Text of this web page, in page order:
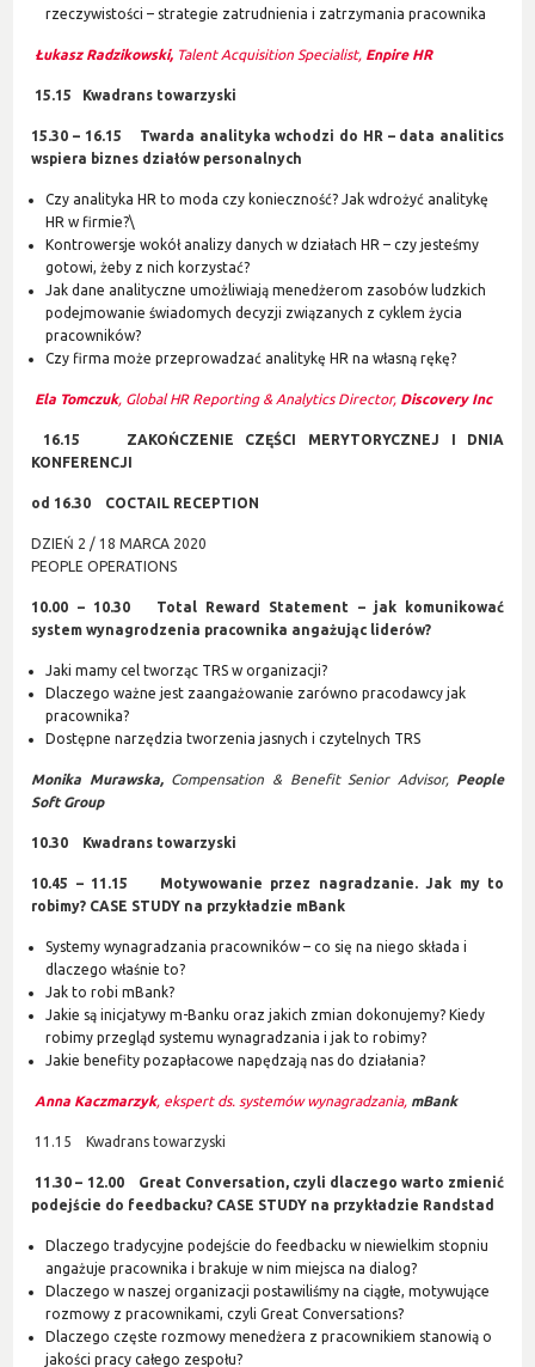
rzeczywistości – strategie zatrudnienia i zatrzymania pracownika
Łukasz Radzikowski, Talent Acquisition Specialist, Enpire HR
15.15 Kwadrans towarzyski
15.30 – 16.15 Twarda analityka wchodzi do HR – data analitics
wspiera biznes działów personalnych
Czy analityka HR to moda czy konieczność? Jak wdrożyć analitykę
HR w firmie?\
Kontrowersje wokół analizy danych w działach HR – czy jesteśmy
gotowi, żeby z nich korzystać?
Jak dane analityczne umożliwiają menedżerom zasobów ludzkich
podejmowanie świadomych decyzji związanych z cyklem życia
pracowników?
Czy firma może przeprowadzać analitykę HR na własną rękę?
Ela Tomczuk, Global HR Reporting & Analytics Director, Discovery Inc
16.15 ZAKOŃCZENIE CZĘŚCI MERYTORYCZNEJ I DNIA
KONFERENCJI
od 16.30 COCTAIL RECEPTION
DZIEŃ 2 / 18 MARCA 2020
PEOPLE OPERATIONS
10.00 – 10.30 Total Reward Statement – jak komunikować
system wynagrodzenia pracownika angażując liderów?
Jaki mamy cel tworząc TRS w organizacji?
Dlaczego ważne jest zaangażowanie zarówno pracodawcy jak
pracownika?
Dostępne narzędzia tworzenia jasnych i czytelnych TRS
Monika Murawska,Compensation & Benefit Senior Advisor, People
Soft Group
10.30 Kwadrans towarzyski
10.45 – 11.15 Motywowanie przez nagradzanie. Jak my to
robimy? CASE STUDY na przykładzie mBank
Systemy wynagradzania pracowników – co się na niego składa i
dlaczego właśnie to?
Jak to robi mBank?
Jakie są inicjatywy m-Banku oraz jakich zmian dokonujemy? Kiedy
robimy przegląd systemu wynagradzania i jak to robimy?
Jakie benefity pozapłacowe napędzają nas do działania?
Anna Kaczmarzyk, ekspert ds. systemów wynagradzania, mBank
11.15 Kwadrans towarzyski
11.30 – 12.00 Great Conversation, czyli dlaczego warto zmienić
podejście do feedbacku? CASE STUDY na przykładzie Randstad
Dlaczego tradycyjne podejście do feedbacku w niewielkim stopniu
angażuje pracownika i brakuje w nim miejsca na dialog?
Dlaczego w naszej organizacji postawiliśmy na ciągłe, motywujące
rozmowy z pracownikami, czyli Great Conversations?
Dlaczego częste rozmowy menedżera z pracownikiem stanowią o
jakości pracy całego zespołu?